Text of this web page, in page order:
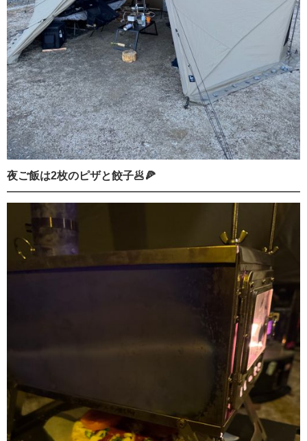
夜ご飯は2枚のピザと餃子🥟🍕